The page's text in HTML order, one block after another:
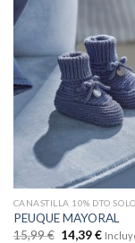
CANASTILLA 10% DTO
PEUQUE MAYORAL
15,99€ 14,39€